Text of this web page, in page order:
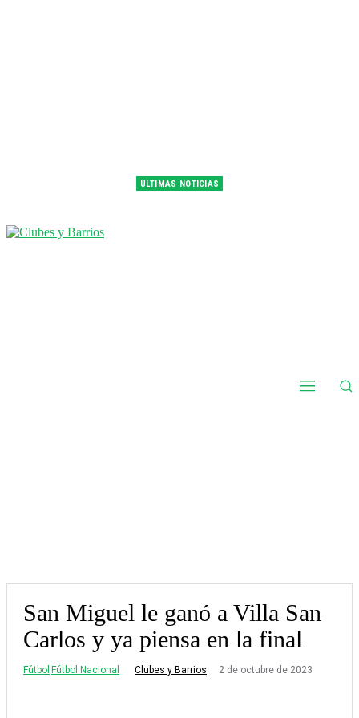
ÚLTIMAS NOTICIAS
San Miguel le ganó a Villa San
Carlos y ya piensa en la final
Fútbol Fútbol Nacional Clubes y Barrios 2 de octubre de 2023